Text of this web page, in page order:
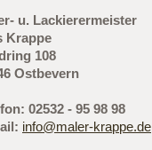
u. Lackierermeister
Krappe
108
Ostbevern
02532 - 95 98 98
info@maler-krappe.de